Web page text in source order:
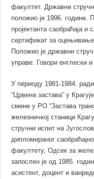
факултет. Државни
положио је 1996. године.
пројектанта саобраћаја и
сертификат за оцењивање
Положио је државни
управе. Говори енглески
У периоду 1981-1984.
“Црвена застава” у
смене у РО “Застава
железничкој станици
стручни испит на
дипломираног
факултету, Одсек за
запослен је од 1985.
асистент, доцент и